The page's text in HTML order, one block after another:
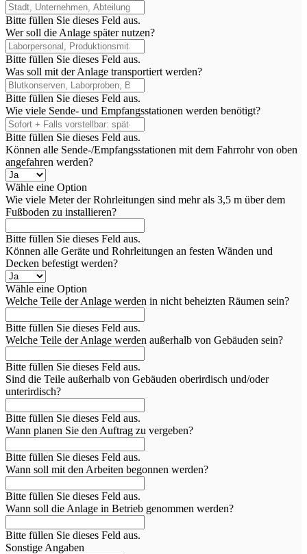
Bitte füllen Sie dieses Feld aus.
Wer soll die Anlage später nutzen?
Bitte füllen Sie dieses Feld aus.
Was soll mit der Anlage transportiert werden?
Bitte füllen Sie dieses Feld aus.
Wie viele Sende- und Empfangsstationen werden benötigt?
Bitte füllen Sie dieses Feld aus.
Können alle Sende-/Empfangsstationen mit dem Fahrrohr von oben
angefahren werden?
Wähle eine Option
Wie viele Meter der Rohrleitungen sind mehr als 3,5 m über dem
Fußboden zu installieren?
Bitte füllen Sie dieses Feld aus.
Können alle Geräte und Rohrleitungen an festen Wänden und
Decken befestigt werden?
Wähle eine Option
Welche Teile der Anlage werden in nicht beheizten Räumen sein?
Bitte füllen Sie dieses Feld aus.
Welche Teile der Anlage werden außerhalb von Gebäuden sein?
Bitte füllen Sie dieses Feld aus.
Sind die Teile außerhalb von Gebäuden oberirdisch und/oder
unterirdisch?
Bitte füllen Sie dieses Feld aus.
Wann planen Sie den Auftrag zu vergeben?
Bitte füllen Sie dieses Feld aus.
Wann soll mit den Arbeiten begonnen werden?
Bitte füllen Sie dieses Feld aus.
Wann soll die Anlage in Betrieb genommen werden?
Bitte füllen Sie dieses Feld aus.
Sonstige Angaben